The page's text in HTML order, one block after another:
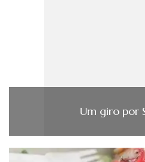
Um giro por